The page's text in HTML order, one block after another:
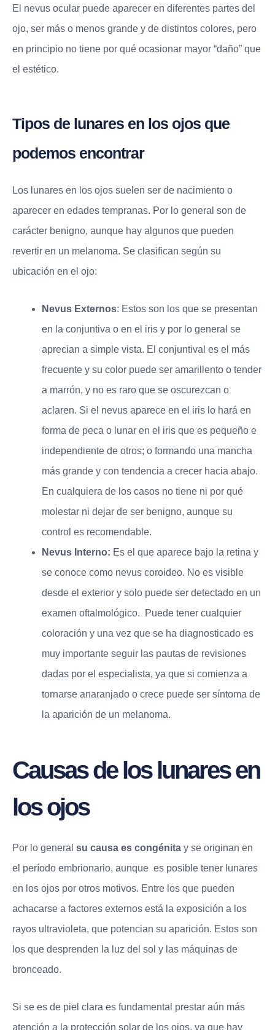
El nevus ocular puede aparecer en diferentes partes del
ojo, ser más o menos grande y de distintos colores, pero
en principio no tiene por qué ocasionar mayor “daño” que
el estético.
Tipos de lunares en los ojos que
podemos encontrar
Los lunares en los ojos suelen ser de nacimiento o
aparecer en edades tempranas. Por lo general son de
carácter benigno, aunque hay algunos que pueden
revertir en un melanoma. Se clasifican según su
ubicación en el ojo:
Nevus Externos: Estos son los que se presentan
en la conjuntiva o en el iris y por lo general se
aprecian a simple vista. El conjuntival es el más
frecuente y su color puede ser amarillento o tender
a marrón, y no es raro que se oscurezcan o
aclaren. Si el nevus aparece en el iris lo hará en
forma de peca o lunar en el iris que es pequeño e
independiente de otros; o formando una mancha
más grande y con tendencia a crecer hacia abajo.
En cualquiera de los casos no tiene ni por qué
molestar ni dejar de ser benigno, aunque su
control es recomendable.
Nevus Interno: Es el que aparece bajo la retina y
se conoce como nevus coroideo. No es visible
desde el exterior y solo puede ser detectado en un
examen oftalmológico. Puede tener cualquier
coloración y una vez que se ha diagnosticado es
muy importante seguir las pautas de revisiones
dadas por el especialista, ya que si comienza a
tornarse anaranjado o crece puede ser síntoma de
la aparición de un melanoma.
Causas de los lunares en
los ojos
Por lo general su causa es congénita y se originan en
el período embrionario, aunque es posible tener lunares
en los ojos por otros motivos. Entre los que pueden
achacarse a factores externos está la exposición a los
rayos ultravioleta, que potencian su aparición. Estos son
los que desprenden la luz del sol y las máquinas de
bronceado.
Si se es de piel clara es fundamental prestar aún más
atención a la protección solar de los ojos, ya que hay